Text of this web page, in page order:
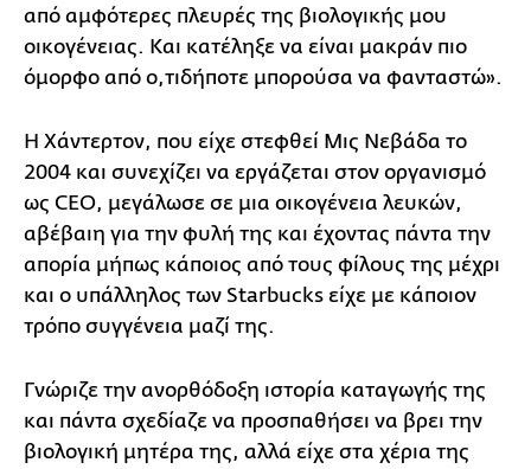
από αμφότερες πλευρές της βιολογικής μου
οικογένειας. Και κατέληξε να είναι μακράν πιο
όμορφο από ο,τιδήποτε μπορούσα να φανταστώ».
Η Χάντερτον, που είχε στεφθεί Μις Νεβάδα το
2004 και συνεχίζει να εργάζεται στον οργανισμό
ως CEO, μεγάλωσε σε μια οικογένεια λευκών,
αβέβαιη για την φυλή της και έχοντας πάντα την
απορία μήπως κάποιος από τους φίλους της μέχρι
και ο υπάλληλος των Starbucks είχε με κάποιον
τρόπο συγγένεια μαζί της.
Γνώριζε την ανορθόδοξη ιστορία καταγωγής της
και πάντα σχεδίαζε να προσπαθήσει να βρει την
βιολογική μητέρα της, αλλά είχε στα χέρια της